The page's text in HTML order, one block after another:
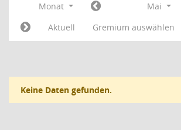
Monat Mai
Aktuell
Gremium auswählen
Keine Daten gefunden.